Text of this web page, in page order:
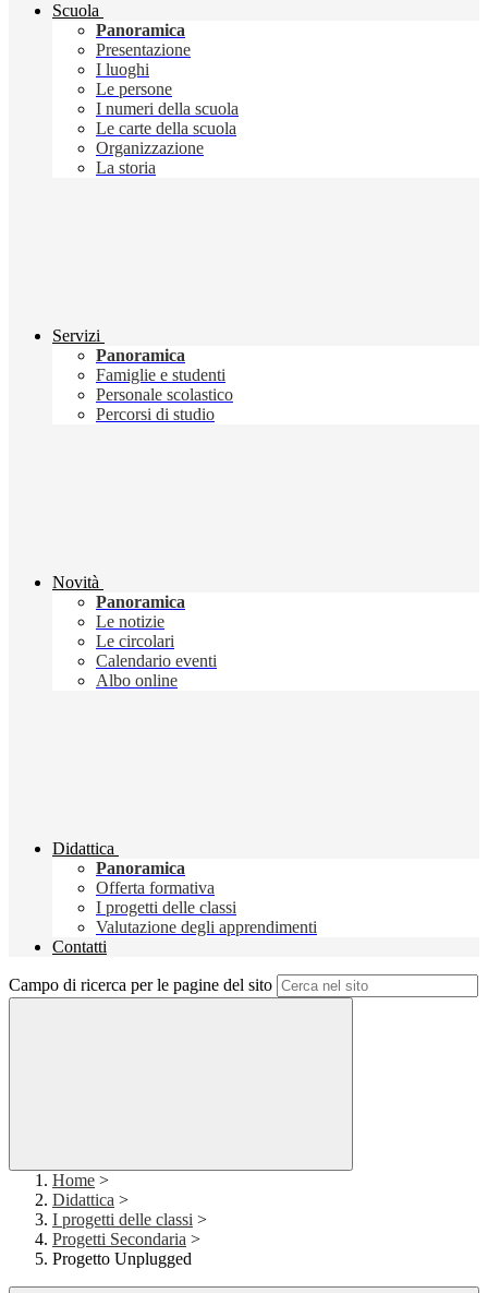
Scuola
Panoramica
Presentazione
I luoghi
Le persone
I numeri della scuola
Le carte della scuola
Organizzazione
La storia
Servizi
Panoramica
Famiglie e studenti
Personale scolastico
Percorsi di studio
Novità
Panoramica
Le notizie
Le circolari
Calendario eventi
Albo online
Didattica
Panoramica
Offerta formativa
I progetti delle classi
Valutazione degli apprendimenti
Contatti
Campo di ricerca per le pagine del sito
Home >
Didattica >
I progetti delle classi >
Progetti Secondaria >
Progetto Unplugged